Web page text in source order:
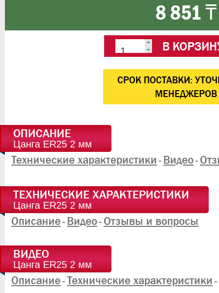
8 851 ₸
В
CРОК ПОСТАВКИ:
МЕНЕДЖЕРОВ
ОПИСАНИЕ
Цанга ER25 2 мм
Технические характеристики - Видео-
ТЕХНИЧЕСКИЕ ХАРАКТЕРИСТИКИ
Цанга ER25 2 мм
Описание- Видео- Отзывы и вопросы
ВИДЕО
Цанга ER25 2 мм
Описание-Технические характеристики -